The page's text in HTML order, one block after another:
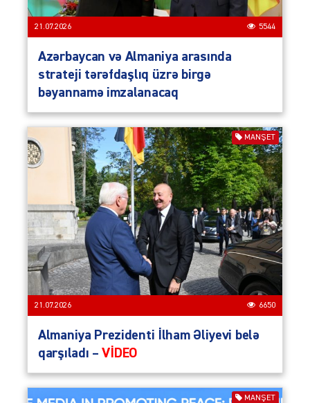
21.07.2026 5544
Azərbaycan və Almaniya arasında
strateji tərəfdaşlıq üzrə birgə
bəyannamə imzalanacaq
MANŞET
21.07.2026 6650
Almaniya Prezidenti İlham Əliyevi belə
qarşıladı –VİDEO
MANŞET